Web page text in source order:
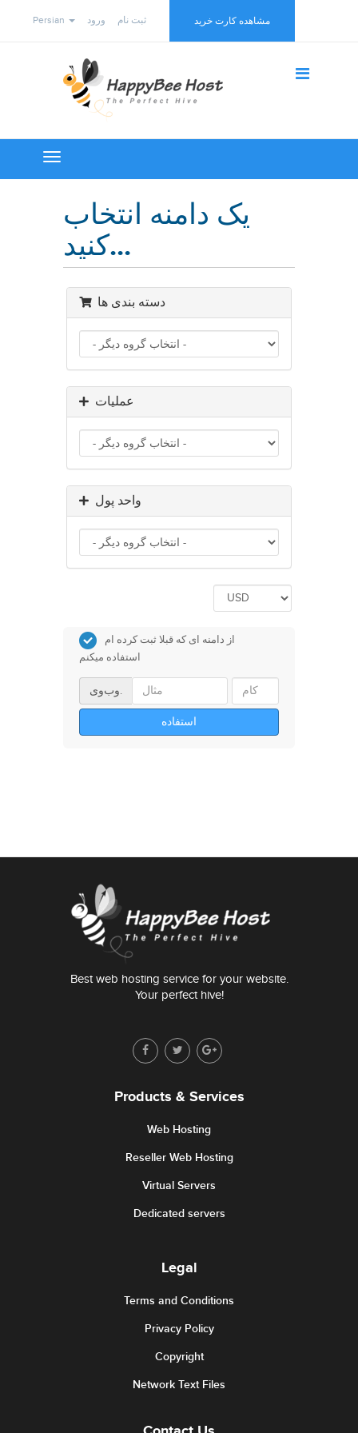
Persian ورود ثبت نام مشاهده کارت خرید
Toggle
navigation
یک دامنه انتخاب
کنید...
دسته بندی ها
عملیات
واحد پول
از دامنه ای که قبلا ثبت کرده ام
استفاده میکنم
وب‌وی.
استفاده
Best web hosting service for your website.
Your perfect hive!
Products & Services
Web Hosting
Reseller Web Hosting
Virtual Servers
Dedicated servers
Legal
Terms and Conditions
Privacy Policy
Copyright
Network Text Files